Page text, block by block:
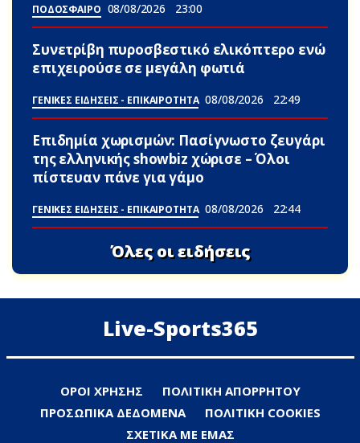
ΠΟΔΟΣΦΑΙΡΟ 08/08/2026 23:00
Συνετρίβη πυροσβεστικό ελικόπτερο ενώ
επιχειρούσε σε μεγάλη φωτιά
ΓΕΝΙΚΕΣ ΕΙΔΗΣΕΙΣ - ΕΠΙΚΑΙΡΟΤΗΤΑ 08/08/2026 22:49
Επιδημία χωρισμών: Πασίγνωστο ζευγάρι
της ελληνικής showbiz χώρισε – Όλοι
πίστευαν πάνε για γάμο
ΓΕΝΙΚΕΣ ΕΙΔΗΣΕΙΣ - ΕΠΙΚΑΙΡΟΤΗΤΑ 08/08/2026 22:44
Όλες οι ειδήσεις
Live-Sports365
ΟΡΟΙ ΧΡΗΣΗΣ
ΠΟΛΙΤΙΚΗ ΑΠΟΡΡΗΤΟΥ
ΠΡΟΣΩΠΙΚΑ ΔΕΔΟΜΕΝΑ
ΠΟΛΙΤΙΚΗ COOKIES
ΣΧΕΤΙΚΑ ΜΕ ΕΜΑΣ